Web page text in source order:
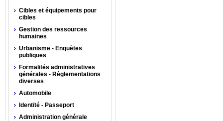
Cibles et équipements pour
cibles
Gestion des ressources
humaines
Urbanisme - Enquêtes
publiques
Formalités administratives
générales - Réglementations
diverses
Automobile
Identité - Passeport
Administration générale